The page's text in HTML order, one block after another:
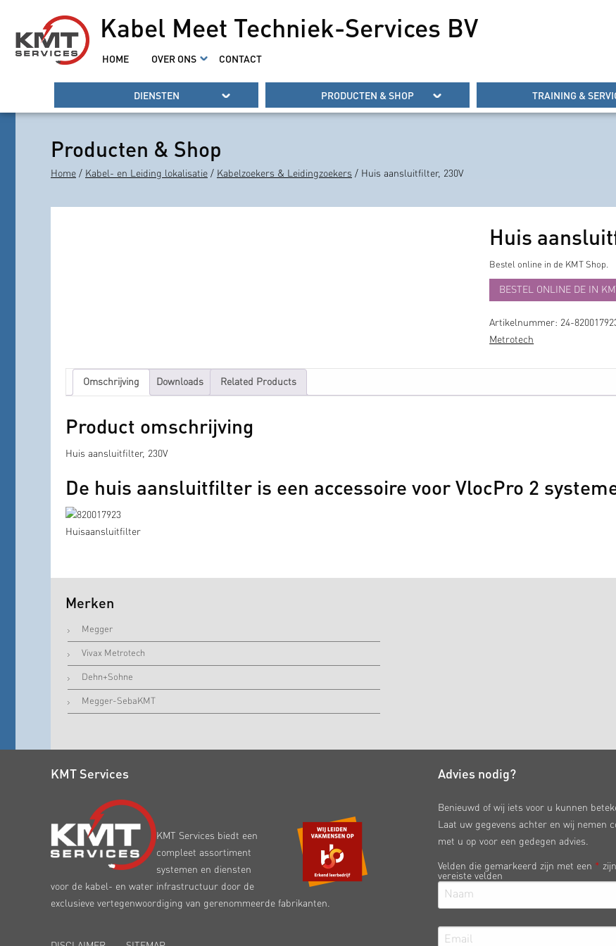
Kabel Meet Techniek-Services BV
HOME OVER ONS CONTACT
DIENSTEN PRODUCTEN & SHOP TRAINING &
Producten & Shop
Home / Kabel- en Leiding lokalisatie / Kabelzoekers & Leidingzoekers / Huis aansluitfilter, 230V
Huis
Bestel online in de KMT Shop.
BESTEL ONLINE DE IN
Artikelnummer: 24-
Metrotech
Omschrijving Downloads Related Products
Product omschrijving
Huis aansluitfilter, 230V
De huis aansluitfilter is een accessoire voor VlocPro 2
Merken
Megger
Vivax Metrotech
Dehn+Sohne
Megger-SebaKMT
KMT Services
KMT Services biedt een
compleet assortiment
systemen en diensten
voor de kabel- en water infrastructuur door de
exclusieve vertegenwoordiging van gerenommeerde fabrikanten.
Advies nodig?
Benieuwd of wij iets voor u kunnen
Laat uw gegevens achter en wij nemen
met u op voor een gedegen advies.
Velden die gemarkeerd zijn met een * zijn
vereiste velden